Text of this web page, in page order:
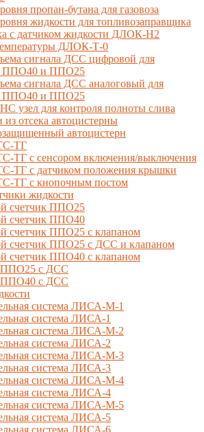
пропан-бутана для газовоза
жидкости для топливозаправщика
с датчиком жидкости ДЛОК-Н2
ДЛОК-Т-0
сигнала ДСС цифровой для
ППО40 и ППО25
сигнала ДСС аналоговый для
ППО40 и ППО25
узел для контроля полноты слива
из отсека автоцистерны
автоцистерн
ТГ
ТГ с сенсором включения/выключения
ТГ с датчиком положения крышки
ТГ с кнопочным постом
жидкости
счетчик ППО25
счетчик ППО40
счетчик ППО25 с клапаном
счетчик ППО25 с ДСС и клапаном
счетчик ППО40 с клапаном
ППО25 с ДСС
ППО40 с ДСС
система ЛИСА-М-1
система ЛИСА-1
система ЛИСА-М-2
система ЛИСА-2
система ЛИСА-М-3
система ЛИСА-3
система ЛИСА-М-4
система ЛИСА-4
система ЛИСА-М-5
система ЛИСА-5
система ЛИСА-6